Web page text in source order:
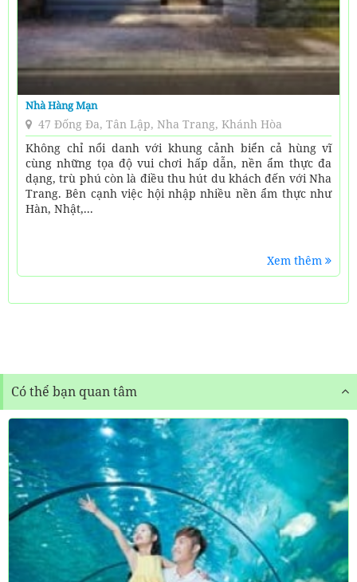
Nhà Hàng Mạn
47 Đống Đa, Tân Lập, Nha Trang, Khánh Hòa
Không chỉ nổi danh với khung cảnh biển cả hùng vĩ
cùng những tọa độ vui chơi hấp dẫn, nền ẩm thực đa
dạng, trù phú còn là điều thu hút du khách đến với Nha
Trang. Bên cạnh việc hội nhập nhiều nền ẩm thực như
Hàn, Nhật,...
Xem thêm
Có thể bạn quan tâm